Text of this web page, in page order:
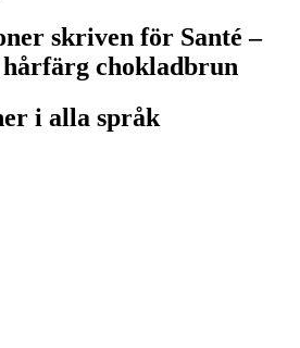
skriven för Santé –
chokladbrun
i alla språk